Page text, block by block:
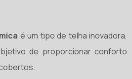
é um tipo de telha inovadora,
de proporcionar conforto